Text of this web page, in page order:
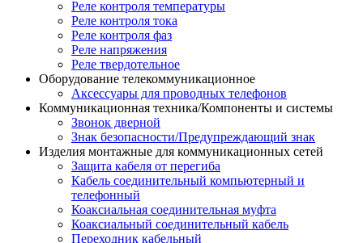
Реле контроля температуры
Реле контроля тока
Реле контроля фаз
Реле напряжения
Реле твердотельное
Оборудование телекоммуникационное
Аксессуары для проводных телефонов
Коммуникационная техника/Компоненты и системы
Звонок дверной
Знак безопасности/Предупреждающий знак
Изделия монтажные для коммуникационных сетей
Защита кабеля от перегиба
Кабель соединительный компьютерный и
телефонный
Коаксиальная соединительная муфта
Коаксиальный соединительный кабель
Переходник кабельный